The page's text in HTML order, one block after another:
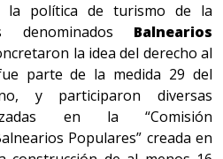
la política de turismo de la
denominados Balnearios
la idea del derecho al
parte de la medida 29 del
y participaron diversas
en la “Comisión
Populares” creada en